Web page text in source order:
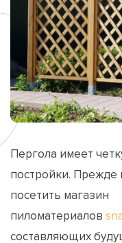
Пергола имеет
постройки. Прежде
посетить магазин
пиломатериалов
составляющих